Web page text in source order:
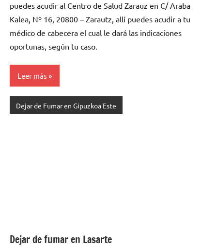
puedes acudir al Centro de Salud Zarauz en C/ Araba
Kalea, Nº 16, 20800 – Zarautz, allí puedes acudir a tu
médico de cabecera el cual le dará las indicaciones
oportunas, según tu caso.
Leer más
Dejar de Fumar en Gipuzkoa Este
Dejar de fumar en Lasarte